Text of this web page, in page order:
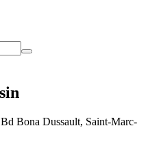
Bona Dussault, Saint-Marc-